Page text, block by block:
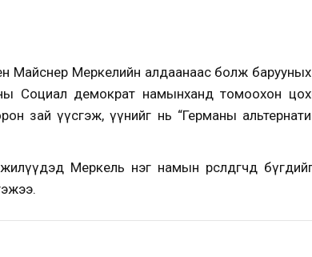
Майснер Меркелийн алдаанаас болж
Социал демократ намынханд томоохон
зай үүсгэж, үүнийг нь “Германы
Меркель нэг намын өрсөлдөгчдөө